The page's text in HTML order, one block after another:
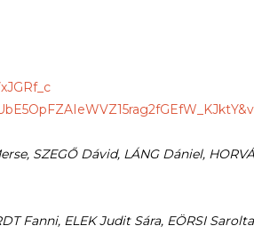
SZEGŐ Dávid, LÁNG Dániel,
Fanni, ELEK Judit Sára, EÖRSI